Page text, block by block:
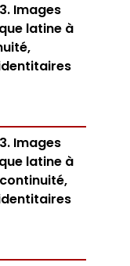
Images
latine à
Images
latine à